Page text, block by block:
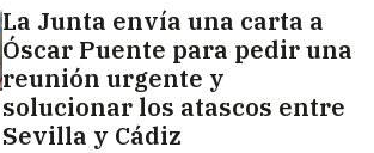
La Junta envía una carta a
Óscar Puente para pedir una
reunión urgente y
solucionar los atascos entre
Sevilla y Cádiz